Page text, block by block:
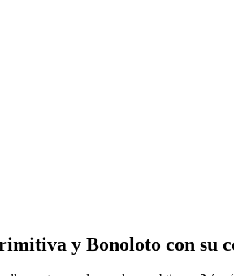
y Bonoloto con su